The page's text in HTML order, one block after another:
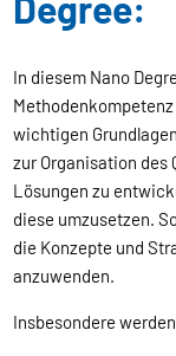
In diesem Nano
wichtigen
zur Organisation des
Lösungen zu
diese umzusetzen.
die Konzepte und
anzuwenden.
Insbesondere